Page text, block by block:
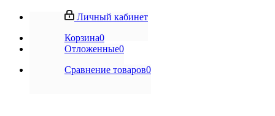
Личный кабинет
Корзина0
Отложенные0
Сравнение товаров0